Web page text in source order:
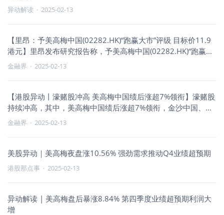
异动解读 · 2025-02-13
【里昂：予美高梅中国(02282.HK)“跑赢大市”评级 目标价11.9
港元】里昂发布研究报告称，予美高梅中国(02282.HK)“跑赢大
市”评级，认为美高梅拥有稳健的资产负债表和强劲的经常性现
金融界 · 2025-02-13
【港股异动丨濠赌股冲高 美高梅中国绩后涨超7%领衔】濠赌股
持续冲高，其中，美高梅中国绩后涨超7%领衔，金沙中国、新
濠国际发展涨4%，澳博控股涨3.8%，银河娱乐、永利澳门跟
底部仍然具有挑战性。目前，该行继续偏好银河娱乐和美高梅
中国。 个股方面，截至2024年12月31日止3个月，美高梅集团
总收益录得79.20亿元(港元，下同)，同比增长3.16%，去年经
金融界 · 2025-02-13
美股异动｜美高梅夜盘涨10.56% 强劲需求推动Q4业绩超预期
港股那点事 · 2025-02-13
异动解读 | 美高梅盘后暴涨8.84% 第四季度业绩超预期利润大
增